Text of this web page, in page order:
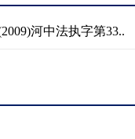
河中法执字第33..